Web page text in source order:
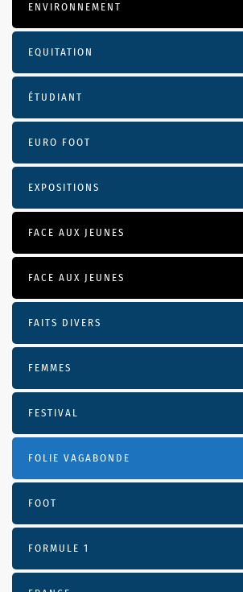
ENVIRONNEMENT
EQUITATION
ÉTUDIANT
EURO FOOT
EXPOSITIONS
FACE AUX JEUNES
FACE AUX JEUNES
FAITS DIVERS
FEMMES
FESTIVAL
FOLIE VAGABONDE
FOOT
FORMULE 1